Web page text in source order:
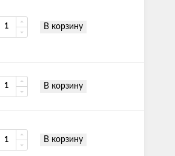
В корзину
В корзину
В корзину